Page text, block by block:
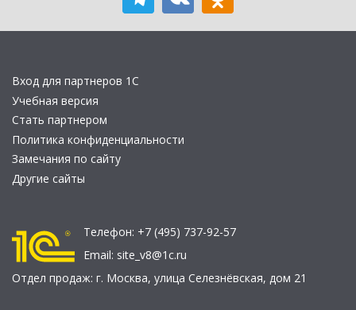
Вход для партнеров 1С
Учебная версия
Стать партнером
Политика конфиденциальности
Замечания по сайту
Другие сайты
Телефон: +7 (495) 737-92-57
Email: site_v8@1c.ru
Отдел продаж: г. Москва, улица Селезнёвская, дом 21